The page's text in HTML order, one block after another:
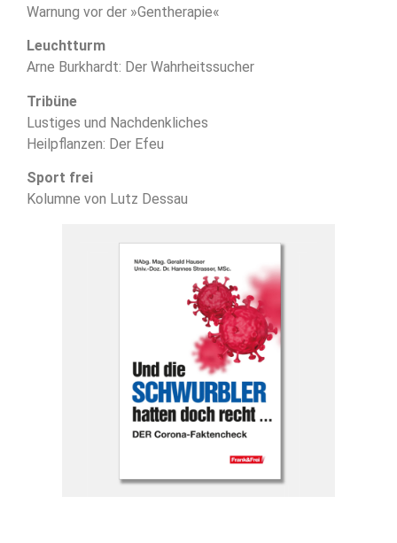
Warnung vor der »Gentherapie«
Leuchtturm
Arne Burkhardt: Der Wahrheitssucher
Tribüne
Lustiges und Nachdenkliches
Heilpflanzen: Der Efeu
Sport frei
Kolumne von Lutz Dessau